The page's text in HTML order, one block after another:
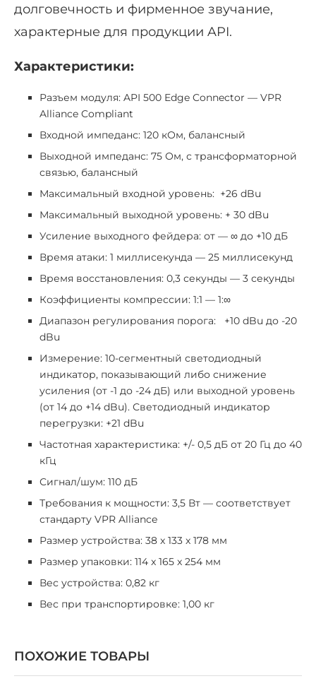
долговечность и фирменное звучание,
характерные для продукции API.
Характеристики:
Разъем модуля: API 500 Edge Connector — VPR
Alliance Compliant
Входной импеданс: 120 кОм, балансный
Выходной импеданс: 75 Ом, с трансформаторной
связью, балансный
Максимальный входной уровень: +26 dBu
Максимальный выходной уровень: + 30 dBu
Усиление выходного фейдера: от — ∞ до +10 дБ
Время атаки: 1 миллисекунда — 25 миллисекунд
Время восстановления: 0,3 секунды — 3 секунды
Коэффициенты компрессии: 1:1 — 1:∞
Диапазон регулирования порога: +10 dBu до -20
dBu
Измерение: 10-сегментный светодиодный
индикатор, показывающий либо снижение
усиления (от -1 до -24 дБ) или выходной уровень
(от 14 до +14 dBu). Светодиодный индикатор
перегрузки: +21 dBu
Частотная характеристика: +/- 0,5 дБ от 20 Гц до 40
кГц
Сигнал/шум: 110 дБ
Требования к мощности: 3,5 Вт — соответствует
стандарту VPR Alliance
Размер устройства: 38 x 133 x 178 мм
Размер упаковки: 114 x 165 x 254 мм
Вес устройства: 0,82 кг
Вес при транспортировке: 1,00 кг
ПОХОЖИЕ ТОВАРЫ